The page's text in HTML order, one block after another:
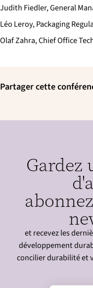
Judith Fiedler, General
Léo Leroy, Packaging
Olaf Zahra, Chief Office
Partager cette
Gardez
et recevez les
développement
concilier durabilité et